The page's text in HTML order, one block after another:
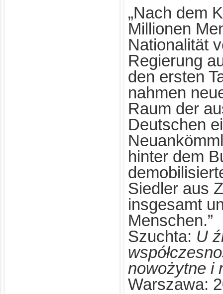
„Nach dem
Millionen
Nationalität
Regierung
den ersten
nahmen
Raum der
Deutschen
hinter dem
Siedler aus
insgesamt
Menschen.”
Szuchta: U
nowożytne i
Warszawa: